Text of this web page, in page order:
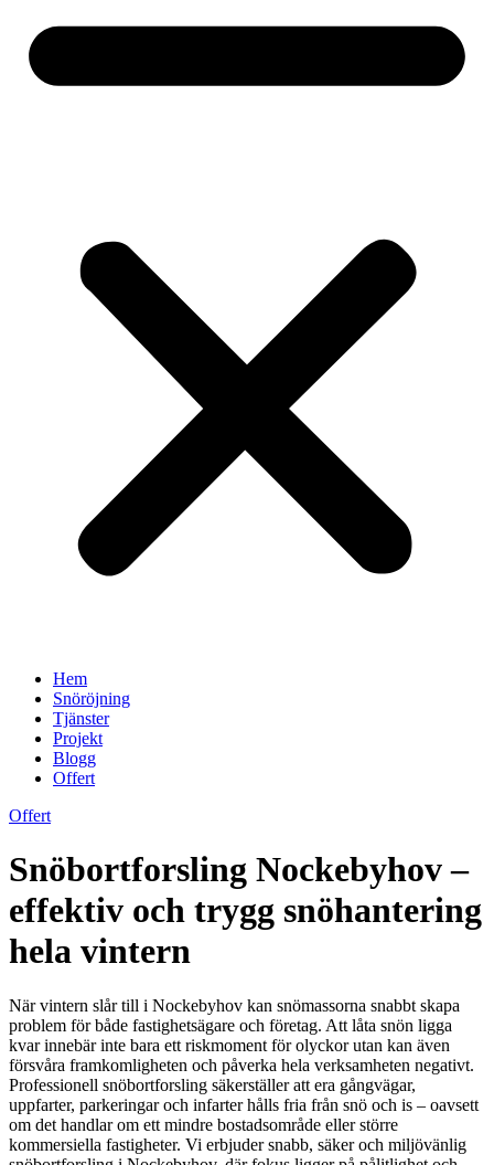
Hem
Snöröjning
Tjänster
Projekt
Blogg
Offert
Offert
Snöbortforsling Nockebyhov –
effektiv och trygg snöhantering
hela vintern
När vintern slår till i Nockebyhov kan snömassorna snabbt skapa
problem för både fastighetsägare och företag. Att låta snön ligga
kvar innebär inte bara ett riskmoment för olyckor utan kan även
försvåra framkomligheten och påverka hela verksamheten negativt.
Professionell snöbortforsling säkerställer att era gångvägar,
uppfarter, parkeringar och infarter hålls fria från snö och is – oavsett
om det handlar om ett mindre bostadsområde eller större
kommersiella fastigheter. Vi erbjuder snabb, säker och miljövänlig